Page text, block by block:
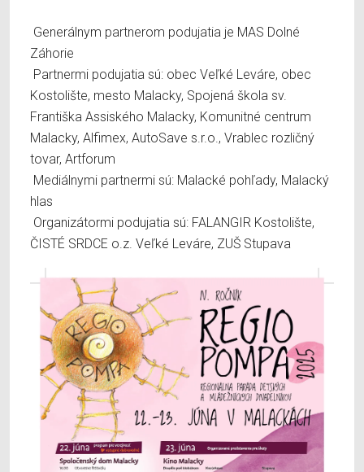
Generálnym partnerom podujatia je MAS Dolné
Záhorie
Partnermi podujatia sú: obec Veľké Leváre, obec
Kostolište, mesto Malacky, Spojená škola sv.
Františka Assiského Malacky, Komunitné centrum
Malacky, Alfimex, AutoSave s.r.o., Vrablec rozličný
tovar, Artforum
Mediálnymi partnermi sú: Malacké pohľady, Malacký
hlas
Organizátormi podujatia sú: FALANGIR Kostolište,
ČISTÉ SRDCE o.z. Veľké Leváre, ZUŠ Stupava